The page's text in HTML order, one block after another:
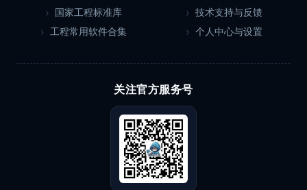
国家工程标准库
工程常用软件合集
技术支持与反馈
个人中心与设置
关注官方服务号